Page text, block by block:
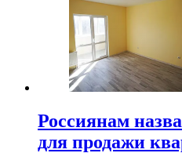
Россиянам
для продажи